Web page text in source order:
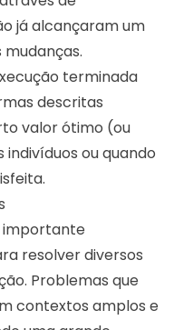
já alcançaram um
terminada
descritas
valor ótimo (ou
ou quando
importante
resolver diversos
Problemas que
contextos amplos e